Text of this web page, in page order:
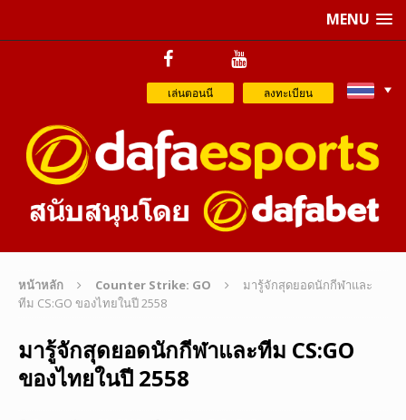
MENU
เล่นตอนนี ลงทะเบียน
หน้าหลัก Counter Strike: GO
มารู้จักสุดยอดนักกีฬาและ
ทีม CS:GO ของไทยในปี 2558
มารู้จักสุดยอดนักกีฬาและทีม CS:GO
ของไทยในปี 2558